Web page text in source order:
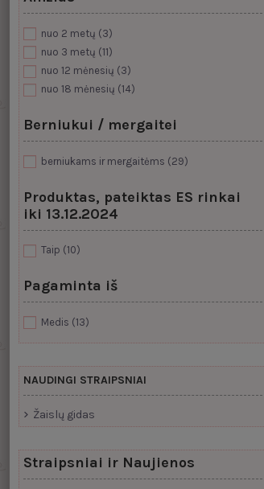
nuo 2 metų (3)
nuo 3 metų (11)
nuo 12 mėnesių (3)
nuo 18 mėnesių (14)
Berniukui / mergaitei
berniukams ir mergaitėms (29)
Produktas, pateiktas ES rinkai
iki 13.12.2024
Taip (10)
Pagaminta iš
Medis (13)
NAUDINGI STRAIPSNIAI
Žaislų gidas
Straipsniai ir Naujienos